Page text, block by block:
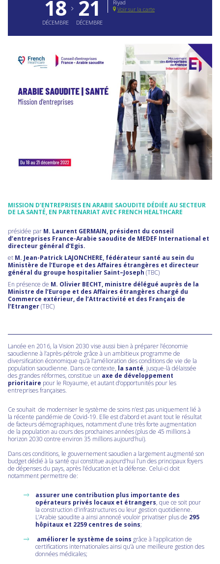
18
DÉCEMBRE
21
DÉCEMBRE
Riyad
Voir sur la carte
MISSION D’ENTREPRISES EN ARABIE SAOUDITE DÉDIÉE AU SECTEUR
DE LA SANTÉ, EN PARTENARIAT AVEC FRENCH HEALTHCARE
présidée par M. Laurent GERMAIN, président du conseil
d’entreprises France-Arabie saoudite de MEDEF International et
directeur général d’Egis.
et M. Jean-Patrick LAJONCHERE, fédérateur santé au sein du
Ministère de l’Europe et des Affaires étrangères et directeur
général du groupe hospitalier Saint–Joseph (TBC)
En présence de M. Olivier BECHT, ministre délégué auprès de la
Ministre de l’Europe et des Affaires étrangères chargé du
Commerce extérieur, de l’Attractivité et des Français de
l’Etranger(TBC)
Lancée en 2016, la Vision 2030 vise aussi bien à préparer l’économie
saoudienne à l’après-pétrole grâce à un ambitieux programme de
diversification économique qu’à l’amélioration des conditions de vie de la
population saoudienne. Dans ce contexte, la santé, jusque-là délaissée
des grandes réformes, constitue un axe de développement
prioritaire pour le Royaume, et autant d’opportunités pour les
entreprises françaises.
Ce souhait de moderniser le système de soins n’est pas uniquement lié à
la récente pandémie de Covid-19. Elle est d’abord et avant tout le résultat
de facteurs démographiques, notamment d’une très forte augmentation
de la population au cours des prochaines années (plus de 45 millions à
horizon 2030 contre environ 35 millions aujourd’hui).
Dans ces conditions, le gouvernement saoudien a largement augmenté son
budget dédié à la santé qui constitue aujourd’hui l’un des principaux foyers
de dépenses du pays, après l’éducation et la défense. Celui-ci doit
notamment permettre de:
assurer une contribution plus importante des
opérateurs privés locaux et étrangers, que ce soit pour
la construction d’infrastructures ou leur gestion quotidienne.
L’Arabie saoudite a ainsi annoncé vouloir privatiser plus de 295
hôpitaux et 2259 centres de soins;
améliorer le système de soins grâce à l’application de
certifications internationales ainsi qu’à une meilleure gestion des
données médicales;